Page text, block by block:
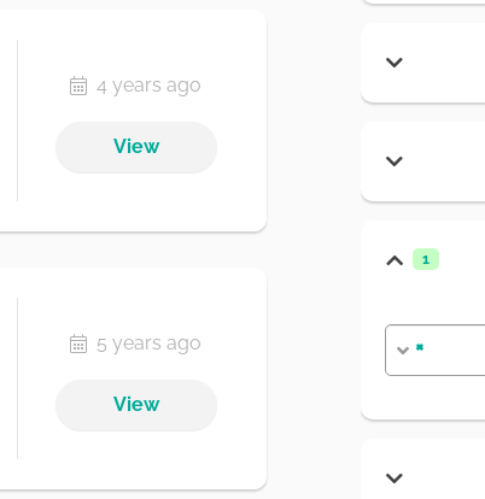
1
×
4 years ago
View
5 years ago
View